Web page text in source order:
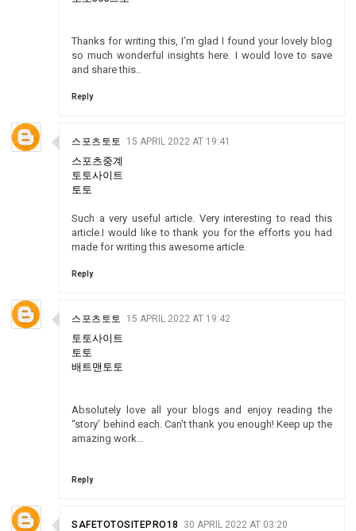
Thanks for writing this, I’m glad I found your lovely blog
so much wonderful insights here. I would love to save
and share this..
Reply
스포츠토토 15 APRIL 2022 AT 19:41
스포츠중계
토토사이트
토토
Such a very useful article. Very interesting to read this
article.I would like to thank you for the efforts you had
made for writing this awesome article.
Reply
스포츠토토 15 APRIL 2022 AT 19:42
토토사이트
토토
배트맨토토
Absolutely love all your blogs and enjoy reading the
“story’ behind each. Can’t thank you enough! Keep up the
amazing work…
Reply
SAFETOTOSITEPRO18 30 APRIL 2022 AT 03:20